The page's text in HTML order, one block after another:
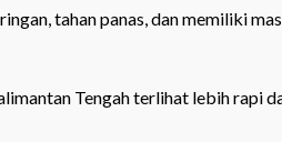
tahan panas, dan memiliki
Tengah terlihat lebih rapi